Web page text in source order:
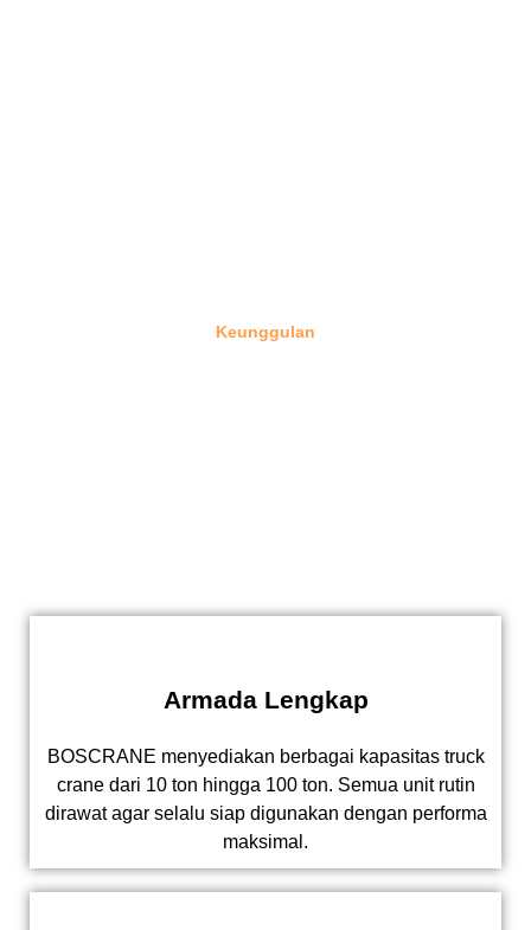
Keunggulan
Armada Lengkap
BOSCRANE menyediakan berbagai kapasitas truck
crane dari 10 ton hingga 100 ton. Semua unit rutin
dirawat agar selalu siap digunakan dengan performa
maksimal.